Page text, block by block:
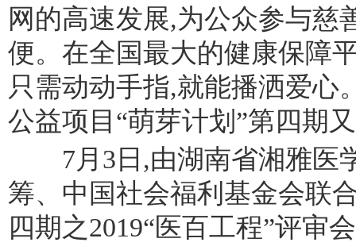
网的高速发展,为公众参与慈
便。在全国最大的健康保障
只需动动手指,就能播洒爱心
公益项目“萌芽计划”第四期
7月3日,由湖南省湘雅医
筹、中国社会福利基金会联
四期之2019“医百工程”评审